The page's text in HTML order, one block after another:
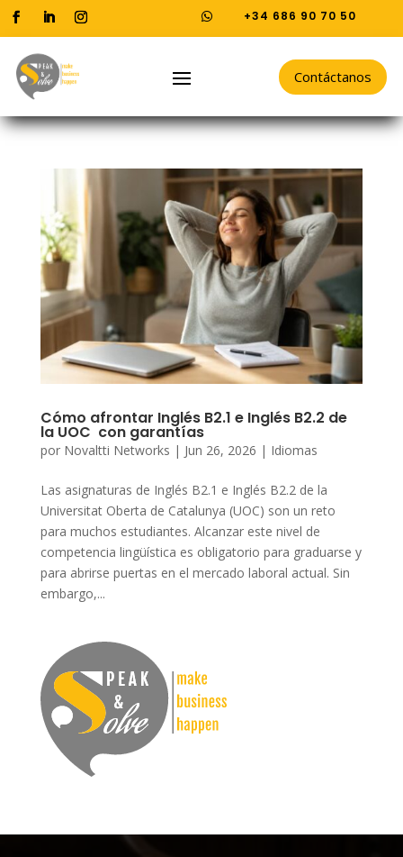
 +34 686 90 70 50
Contáctanos
Cómo afrontar Inglés B2.1 e Inglés B2.2 de
la UOC con garantías
por Novaltti Networks | Jun 26, 2026 | Idiomas
Las asignaturas de Inglés B2.1 e Inglés B2.2 de la
Universitat Oberta de Catalunya (UOC) son un reto
para muchos estudiantes. Alcanzar este nivel de
competencia lingüística es obligatorio para graduarse y
para abrirse puertas en el mercado laboral actual. Sin
embargo,...